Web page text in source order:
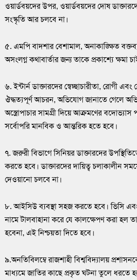
ওয়ার্ডবয়দের উপর, ওয়ার্ডবয়দের দোষ
সংস্কৃতি আর চলবে না।
৫. এমপি বাদশার বেশামাল, অনাকাঙ্ক্ষিত
অসংলগ্ন কথাবার্তার জন্য তাকে প্রকাশ্যে ক্ষমা
৬. ইন্টার্ন ডাক্তারদের স্বেচ্ছাচারীতা, রোগী
ঔদ্ধত্যপূর্ণ আচরন, অভিযোগ জানাতে গেলে
অস্ত্রোপাচার সামগ্রী দিয়ে আক্রমণের বদোভ্যাস
সর্বোপরি মানবিক ও আন্তরিক হতে হবে।
৭. জরুরী বিভাগে সিনিয়র ডাক্তারদের
করতে হবে। ডাক্তারদের দায়িত্ব চলাকালীন
দেওয়ানো চলবে না।
৮. আইসিউ ব্যবস্থা সহজ করতে হবে। ভিসি এবং
নামে টালবাহানা করে যে কালক্ষেপণ করা হল
হবেনা, এই নিশ্চয়তা দিতে হবে।
৯.অনতিবিলম্বে রাজশাহী বিশ্ববিদ্যালয়
মাধ্যমে জাতির কাছে প্রকৃত ঘটনা তুলে ধরতে